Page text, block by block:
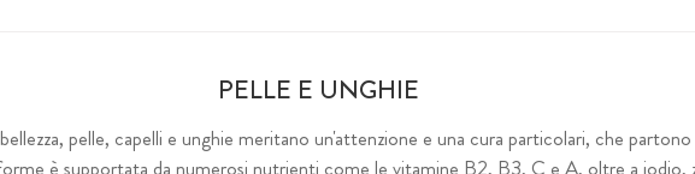
PELLE E UNGHIE
pelle, capelli e unghie meritano un'attenzione e una cura particolari, che
è supportata da numerosi nutrienti come le vitamine B2, B3, C e A, oltre a iodio,